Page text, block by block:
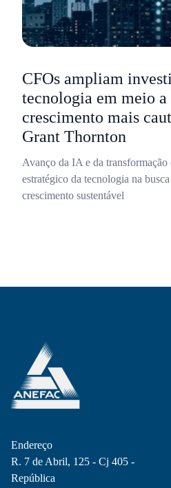
CFOs ampliam
tecnologia em meio a
crescimento mais
Grant Thornton
Avanço da IA e da
estratégico da tecnologia na
crescimento sustentável
Endereço
R. 7 de Abril, 125 - Cj 405 -
República